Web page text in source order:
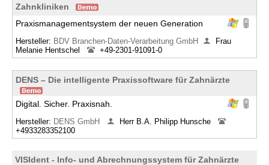
Zahnkliniken
Praxismanagementsystem der neuen Generation
Hersteller: BDV Branchen-Daten-Verarbeitung GmbH
Frau
Melanie Hentschel
+49-2301-91091-0
DENS – Die intelligente Praxissoftware für Zahnärzte
Digital. Sicher. Praxisnah.
Hersteller: DENS GmbH
Herr B.A. Philipp Hunsche
+4933283352100
VISIdent - Info- und Abrechnungssystem für Zahnärzte